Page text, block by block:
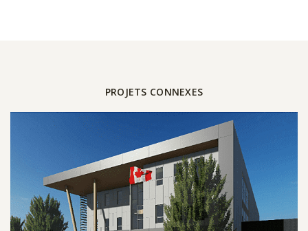
PROJETS CONNEXES